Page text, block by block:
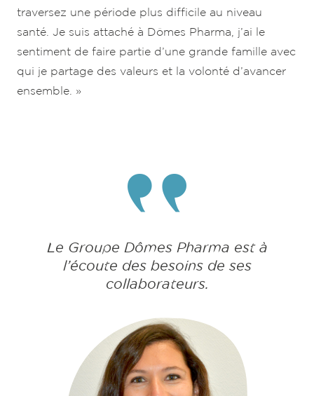
traversez une période plus difficile au niveau
santé. Je suis attaché à Dômes Pharma, j’ai le
sentiment de faire partie d’une grande famille avec
qui je partage des valeurs et la volonté d’avancer
ensemble. »
Le Groupe Dômes Pharma est à
l’écoute des besoins de ses
collaborateurs.